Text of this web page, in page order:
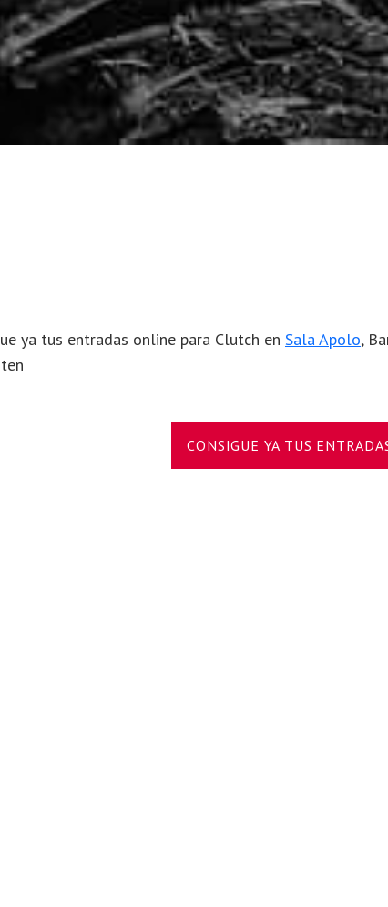
ya tus entradas online para Clutch en Sala Apolo,
CONSIGUE YA TUS